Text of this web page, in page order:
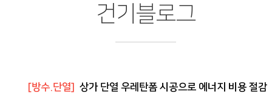
건기블로그
[방수.단열] 상가 단열 우레탄폼 시공으로 에너지 비용 절감